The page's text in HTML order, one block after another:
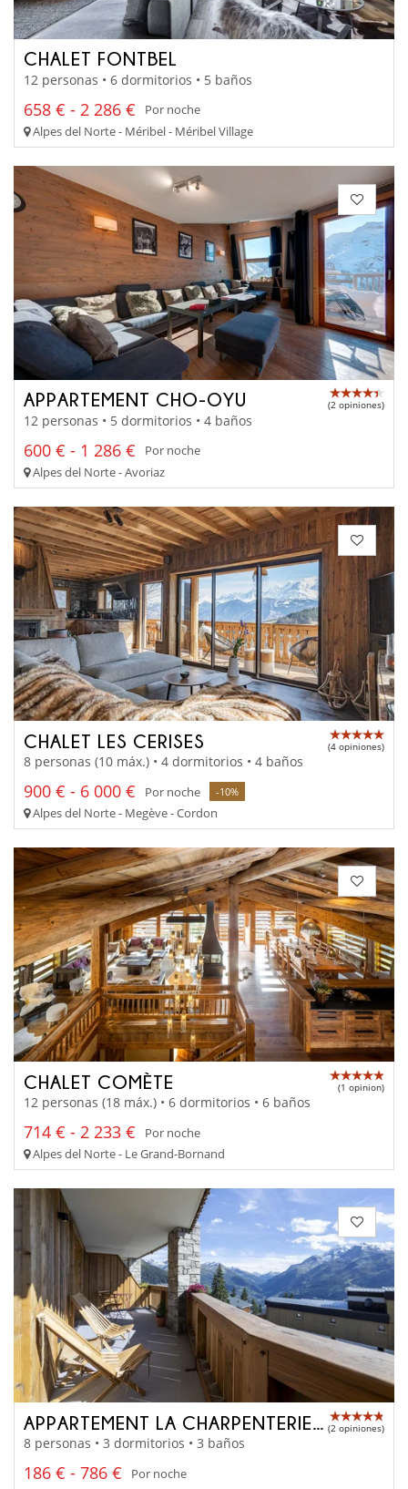
CHALET FONTBEL
12 personas • 6 dormitorios • 5 baños
658 € - 2 286 €
Por noche
Alpes del Norte - Méribel - Méribel Village
APPARTEMENT CHO-OYU (2 opiniones)
12 personas • 5 dormitorios • 4 baños
600 € - 1 286 €
Por noche
Alpes del Norte - Avoriaz
CHALET LES CERISES (4 opiniones)
8 personas (10 máx.) • 4 dormitorios • 4 baños
900 € - 6 000 € Por noche -10%
Alpes del Norte - Megève - Cordon
CHALET COMÈTE (1 opinion)
12 personas (18 máx.) • 6 dormitorios • 6 baños
714 € - 2 233 €
Por noche
Alpes del Norte - Le Grand-Bornand
APPARTEMENT LA CHARPENTERIE 202 (2 opiniones)
8 personas • 3 dormitorios • 3 baños
186 € - 786 €
Por noche